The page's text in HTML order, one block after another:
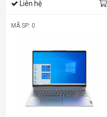
Liên hệ
MÃ SP: 0